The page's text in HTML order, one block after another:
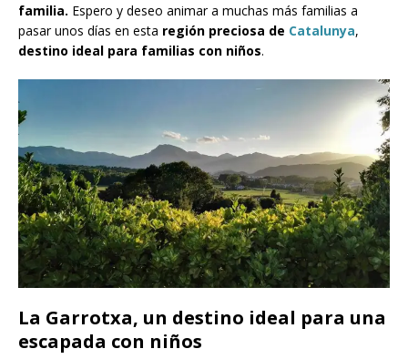
familia. Espero y deseo animar a muchas más familias a
pasar unos días en esta región preciosa de Catalunya,
destino ideal para familias con niños.
La Garrotxa, un destino ideal para una
escapada con niños